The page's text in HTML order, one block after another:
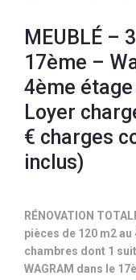
MEUBLÉ –
17ème –
4ème
Loyer
€ charges
inclus)
RÉNOVATION
pièces de 120 m2
chambres dont 1
WAGRAM dans le